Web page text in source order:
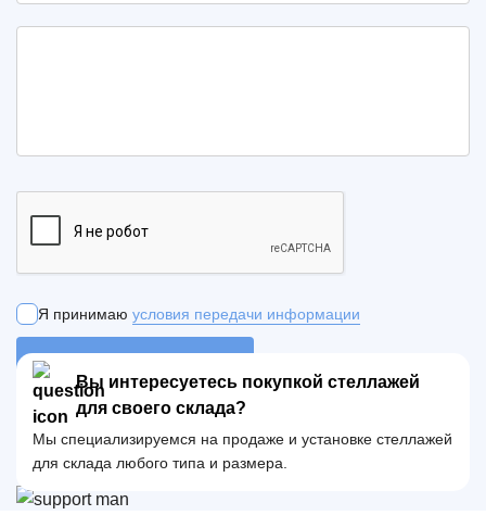
Я принимаю условия передачи информации
ОТПРАВИТЬ ЗАЯВКУ
Вы интересуетесь покупкой стеллажей
для своего склада?
Мы специализируемся на продаже и установке стеллажей
для склада любого типа и размера.